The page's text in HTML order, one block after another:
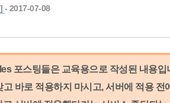
- 2017-07-08
포스팅들은 교육용으로 작성된 내용입
바로 적용하지 마시고, 서버에 적용 전